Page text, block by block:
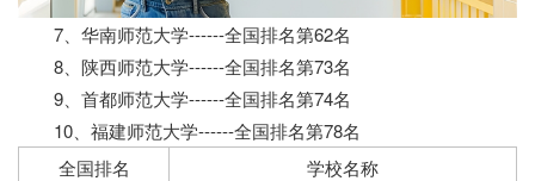
7、华南师范大学------全国排名第62名
8、陕西师范大学------全国排名第73名
9、首都师范大学------全国排名第74名
10、福建师范大学------全国排名第78名
全国排名
学校名称